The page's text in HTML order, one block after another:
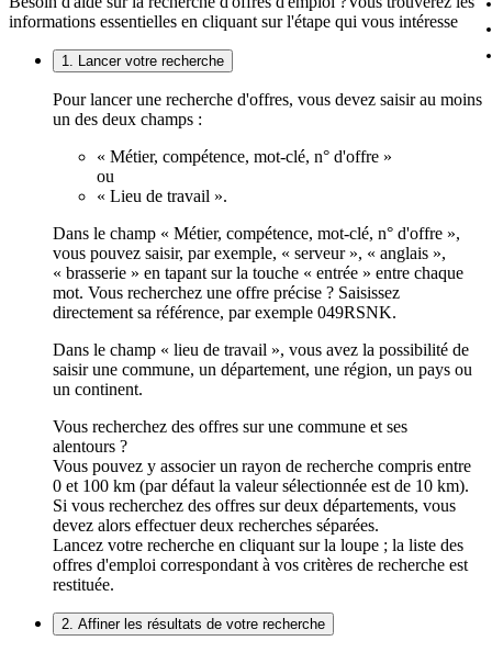
informations essentielles en cliquant sur l'étape qui vous intéresse
1. Lancer votre recherche
Pour lancer une recherche d'offres, vous devez saisir au moins
un des deux champs :
« Métier, compétence, mot-clé, n° d'offre »
ou
« Lieu de travail ».
Dans le champ « Métier, compétence, mot-clé, n° d'offre »,
vous pouvez saisir, par exemple, « serveur », « anglais »,
« brasserie » en tapant sur la touche « entrée » entre chaque
mot. Vous recherchez une offre précise ? Saisissez
directement sa référence, par exemple 049RSNK.
Dans le champ « lieu de travail », vous avez la possibilité de
saisir une commune, un département, une région, un pays ou
un continent.
Vous recherchez des offres sur une commune et ses
alentours ?
Vous pouvez y associer un rayon de recherche compris entre
0 et 100 km (par défaut la valeur sélectionnée est de 10 km).
Si vous recherchez des offres sur deux départements, vous
devez alors effectuer deux recherches séparées.
Lancez votre recherche en cliquant sur la loupe ; la liste des
offres d'emploi correspondant à vos critères de recherche est
restituée.
2. Affiner les résultats de votre recherche